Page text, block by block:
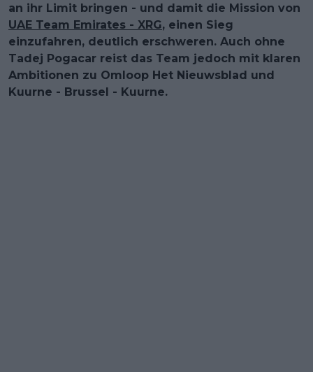
an ihr Limit bringen - und damit die Mission von
UAE Team Emirates - XRG, einen Sieg
einzufahren, deutlich erschweren. Auch ohne
Tadej Pogacar reist das Team jedoch mit klaren
Ambitionen zu Omloop Het Nieuwsblad und
Kuurne - Brussel - Kuurne.